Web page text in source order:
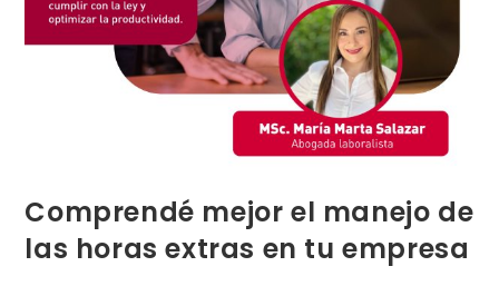
Comprendé mejor el manejo de
las horas extras en tu empresa